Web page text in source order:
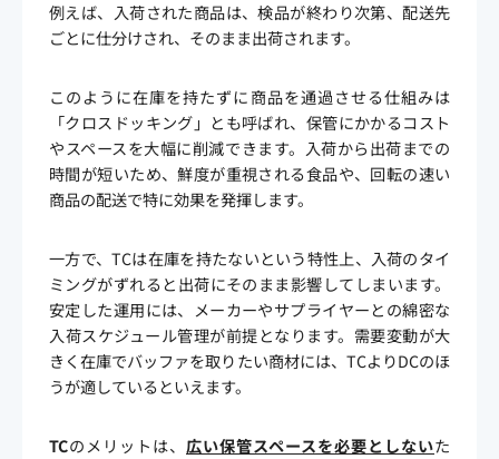
例えば、入荷された商品は、検品が終わり次第、配送先
ごとに仕分けされ、そのまま出荷されます。
このように在庫を持たずに商品を通過させる仕組みは
「クロスドッキング」とも呼ばれ、保管にかかるコスト
やスペースを大幅に削減できます。入荷から出荷までの
時間が短いため、鮮度が重視される食品や、回転の速い
商品の配送で特に効果を発揮します。
一方で、TCは在庫を持たないという特性上、入荷のタイ
ミングがずれると出荷にそのまま影響してしまいます。
安定した運用には、メーカーやサプライヤーとの綿密な
入荷スケジュール管理が前提となります。需要変動が大
きく在庫でバッファを取りたい商材には、TCよりDCのほ
うが適しているといえます。
TCのメリットは、 広い保管スペースを必要としないた